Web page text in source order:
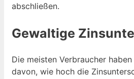
abschließen.
Gewaltige
Die meisten Verbraucher
davon, wie hoch die